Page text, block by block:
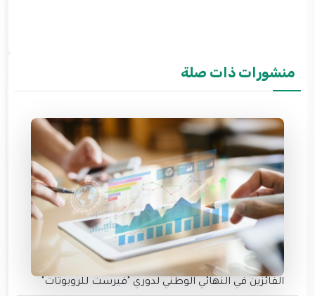
منشورات ذات صلة
الفائزين في النهائي الوطني لدوري "فيرست للروبوتات"